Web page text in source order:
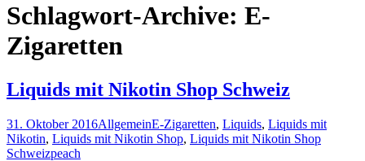
Schlagwort-Archive: E-
Zigaretten
Liquids mit Nikotin Shop Schweiz
31. Oktober 2016AllgemeinE-Zigaretten, Liquids, Liquids mit
Nikotin, Liquids mit Nikotin Shop, Liquids mit Nikotin Shop
Schweizpeach